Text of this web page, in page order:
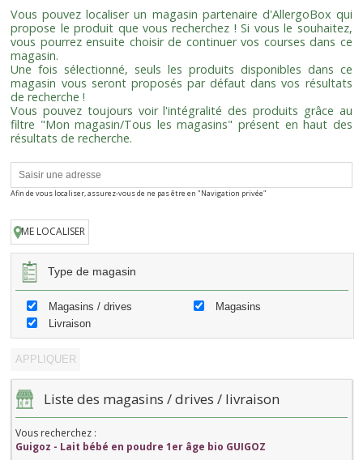
Vous pouvez localiser un magasin partenaire d'AllergoBox qui
propose le produit que vous recherchez ! Si vous le souhaitez,
vous pourrez ensuite choisir de continuer vos courses dans ce
magasin.
Une fois sélectionné, seuls les produits disponibles dans ce
magasin vous seront proposés par défaut dans vos résultats
de recherche !
Vous pouvez toujours voir l'intégralité des produits grâce au
filtre "Mon magasin/Tous les magasins" présent en haut des
résultats de recherche.
Afin de vous localiser, assurez-vous de ne pas être en "Navigation privée"
ME LOCALISER
Type de magasin
Magasins / drives
Magasins
Livraison
Liste des magasins / drives / livraison
Vous recherchez :
Guigoz - Lait bébé en poudre 1er âge bio GUIGOZ